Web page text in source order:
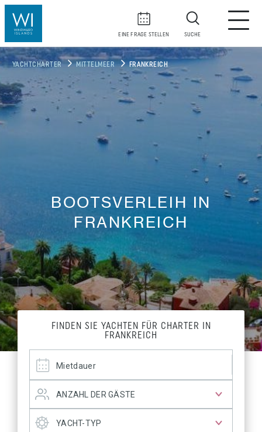
EINE FRAGE STELLEN SUCHE
YACHTCHARTER MITTELMEER FRANKREICH
BOOTSVERLEIH IN
FRANKREICH
FINDEN SIE YACHTEN FÜR CHARTER IN
FRANKREICH